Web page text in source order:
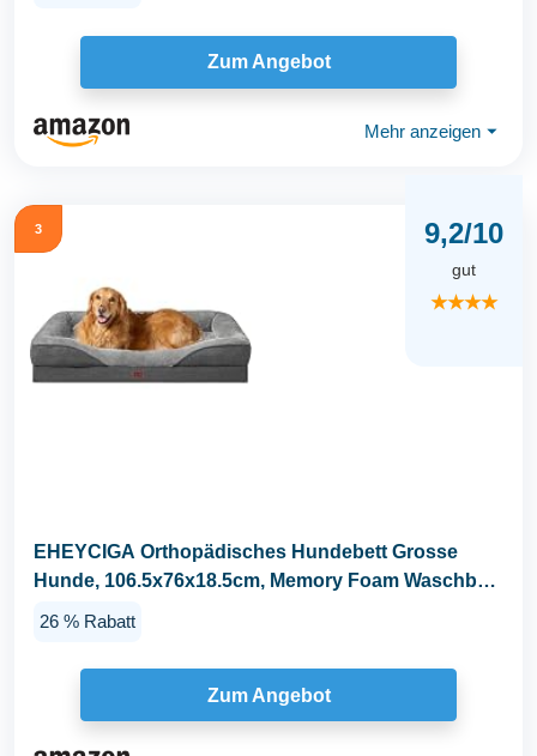
Zum Angebot
Mehr anzeigen ⏷
3 9,2/10
gut
★★★★
EHEYCIGA Orthopädisches Hundebett Grosse
Hunde, 106.5x76x18.5cm, Memory Foam Waschbar
26 % Rabatt
Zum Angebot